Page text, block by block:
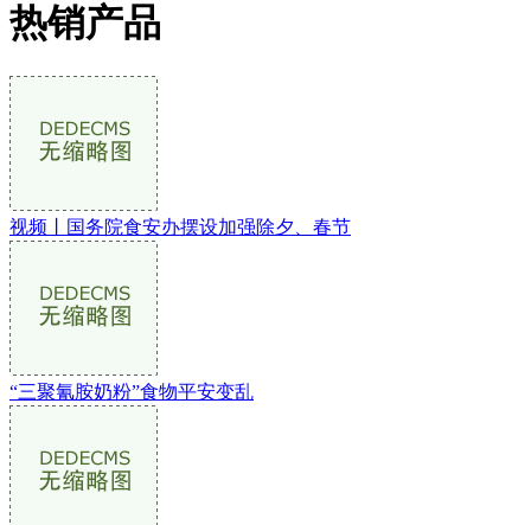
热销产品
视频丨国务院食安办摆设加强除夕、春节
“三聚氰胺奶粉”食物平安变乱